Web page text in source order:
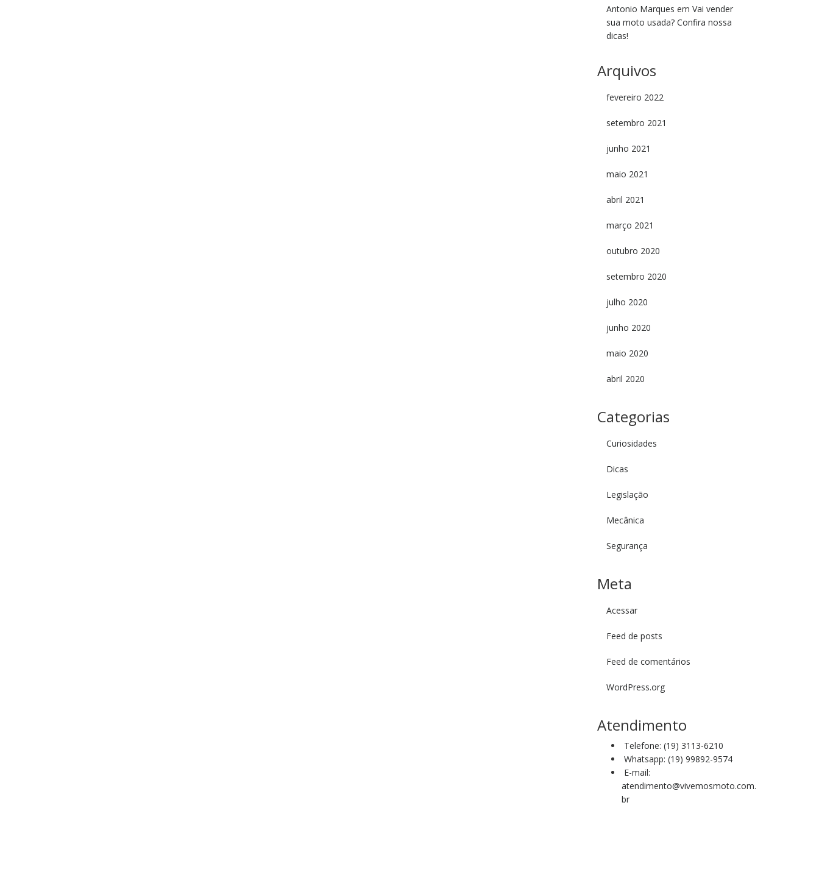
Antonio Marques em Vai vender
sua moto usada? Confira nossa
dicas!
Arquivos
fevereiro 2022
setembro 2021
junho 2021
maio 2021
abril 2021
março 2021
outubro 2020
setembro 2020
julho 2020
junho 2020
maio 2020
abril 2020
Categorias
Curiosidades
Dicas
Legislação
Mecânica
Segurança
Meta
Acessar
Feed de posts
Feed de comentários
WordPress.org
Atendimento
Telefone: (19) 3113-6210
Whatsapp: (19) 99892-9574
E-mail:
atendimento@vivemosmoto.com.
br